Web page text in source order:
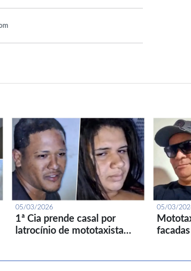
05/03/2026
1ª Cia prende casal por
latrocínio de mototaxista…
05/03/